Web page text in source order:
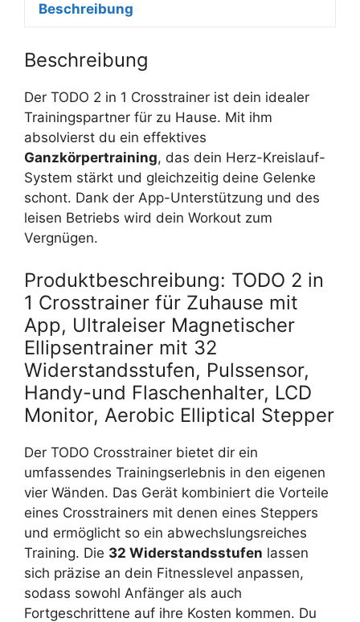
Beschreibung
Beschreibung
Der TODO 2 in 1 Crosstrainer ist dein idealer
Trainingspartner für zu Hause. Mit ihm
absolvierst du ein effektives
Ganzkörpertraining, das dein Herz-Kreislauf-
System stärkt und gleichzeitig deine Gelenke
schont. Dank der App-Unterstützung und des
leisen Betriebs wird dein Workout zum
Vergnügen.
Produktbeschreibung: TODO 2 in
1 Crosstrainer für Zuhause mit
App, Ultraleiser Magnetischer
Ellipsentrainer mit 32
Widerstandsstufen, Pulssensor,
Handy-und Flaschenhalter, LCD
Monitor, Aerobic Elliptical Stepper
Der TODO Crosstrainer bietet dir ein
umfassendes Trainingserlebnis in den eigenen
vier Wänden. Das Gerät kombiniert die Vorteile
eines Crosstrainers mit denen eines Steppers
und ermöglicht so ein abwechslungsreiches
Training. Die 32 Widerstandsstufen lassen
sich präzise an dein Fitnesslevel anpassen,
sodass sowohl Anfänger als auch
Fortgeschrittene auf ihre Kosten kommen. Du